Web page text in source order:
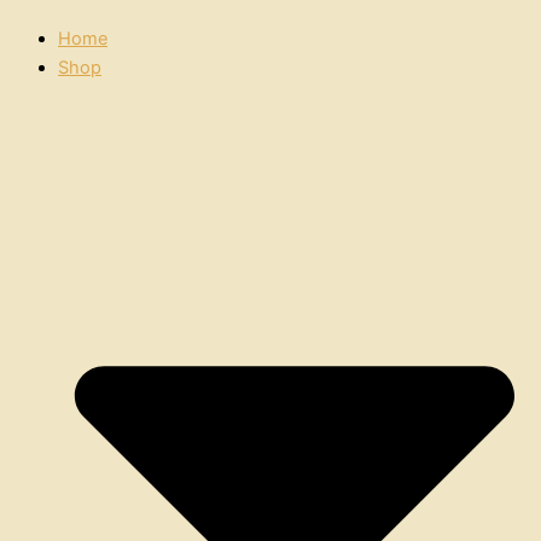
Home
Shop